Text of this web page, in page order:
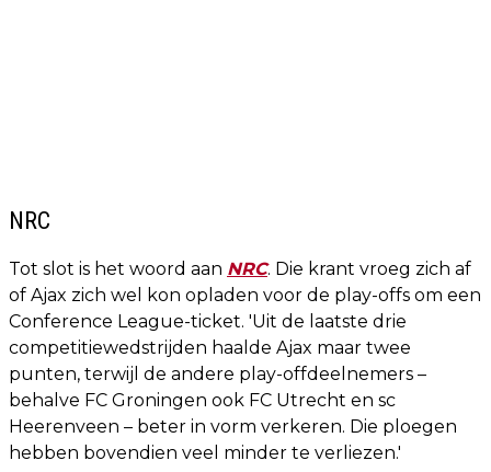
NRC
Tot slot is het woord aan NRC. Die krant vroeg zich af
of Ajax zich wel kon opladen voor de play-offs om een
Conference League-ticket. 'Uit de laatste drie
competitiewedstrijden haalde Ajax maar twee
punten, terwijl de andere play-offdeelnemers –
behalve FC Groningen ook FC Utrecht en sc
Heerenveen – beter in vorm verkeren. Die ploegen
hebben bovendien veel minder te verliezen.'